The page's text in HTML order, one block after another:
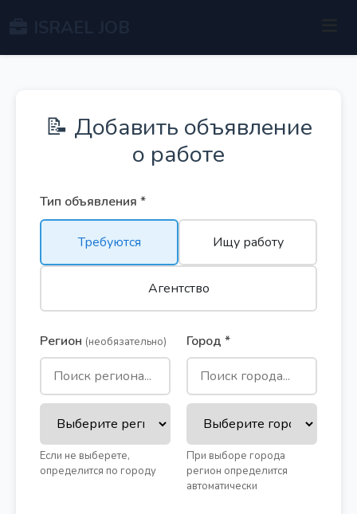
📝 Добавить объявление
о работе
Тип объявления *
Требуются Ищу работу
Агентство
Регион (необязательно)
Если не выберете,
определится по городу
Город *
При выборе города
регион определится
автоматически